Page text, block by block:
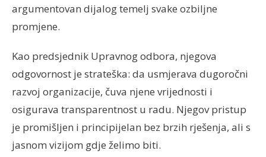
argumentovan dijalog temelj svake ozbiljne
promjene.
Kao predsjednik Upravnog odbora, njegova
odgovornost je strateška: da usmjerava dugoročni
razvoj organizacije, čuva njene vrijednosti i
osigurava transparentnost u radu. Njegov pristup
je promišljen i principijelan bez brzih rješenja, ali s
jasnom vizijom gdje želimo biti.